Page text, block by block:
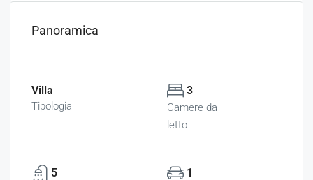
Panoramica
Villa
Tipologia
3
Camere da
letto
5 1